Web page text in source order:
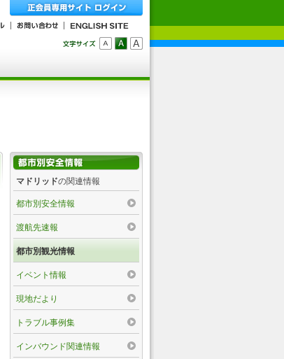
マドリッドの関連情報
都市別安全情報
渡航先速報
都市別観光情報
イベント情報
現地だより
トラブル事例集
インバウンド関連情報